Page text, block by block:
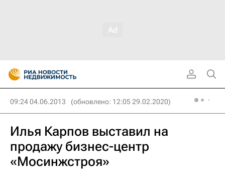
09:24 04.06.2013 (обновлено: 12:05 29.02.2020)
Илья Карпов выставил на
продажу бизнес-центр
«Мосинжстроя»